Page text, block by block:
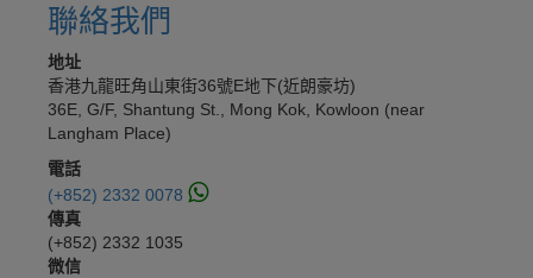
聯絡我們
地址
香港九龍旺角山東街36號E地下(近朗豪坊)
36E, G/F, Shantung St., Mong Kok, Kowloon (near
Langham Place)
電話
(+852) 2332 0078
傳真
(+852) 2332 1035
微信